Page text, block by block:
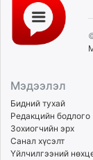
Мэдээлэл
Бидний тухай
Редакцийн бодлого
Зохиогчийн эрх
Санал хүсэлт
Үйлчилгээний